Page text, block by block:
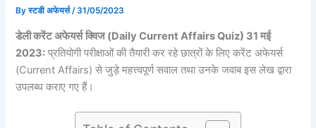
Byस्टडी अफेयर्स/31/05/2023
डेली करेंट अफेयर्स क्विज (Daily Current Affairs Quiz) 31 मई
2023: प्रतियोगी परीक्षाओं की तैयारी कर रहे छात्रों के लिए करेंट अफेयर्स
(Current Affairs) से जुड़े महत्त्वपूर्ण सवाल तथा उनके जवाब इस लेख द्वारा
उपलब्ध कराए गए हैं।